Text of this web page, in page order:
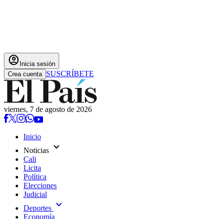
account_circle Inicia sesión
Crea cuenta SUSCRÍBETE
viernes, 7 de agosto de 2026
Inicio
Noticias expand_more
Cali
Licita
Política
Elecciones
Judicial
Deportes expand_more
Economía